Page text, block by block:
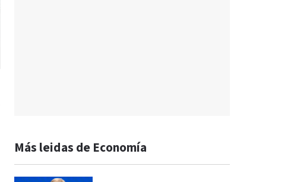
Más leidas de Economía